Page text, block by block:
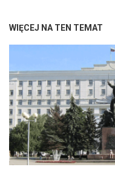
WIĘCEJ NA TEN TEMAT